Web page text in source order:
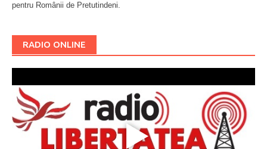
pentru Românii de Pretutindeni.
RADIO ONLINE